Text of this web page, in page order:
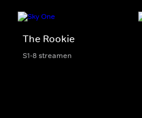
The Rookie
S1-8 streamen